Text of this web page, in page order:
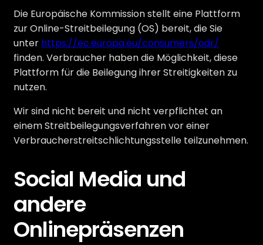
Die Europäische Kommission stellt eine Plattform
zur Online-Streitbeilegung (OS) bereit, die Sie
unter https://ec.europa.eu/consumers/odr/
finden. Verbraucher haben die Möglichkeit, diese
Plattform für die Beilegung ihrer Streitigkeiten zu
nutzen.
Wir sind nicht bereit und nicht verpflichtet an
einem Streitbeilegungsverfahren vor einer
Verbraucherstreitschlichtungsstelle teilzunehmen.
Social Media und
andere
Onlinepräsenzen